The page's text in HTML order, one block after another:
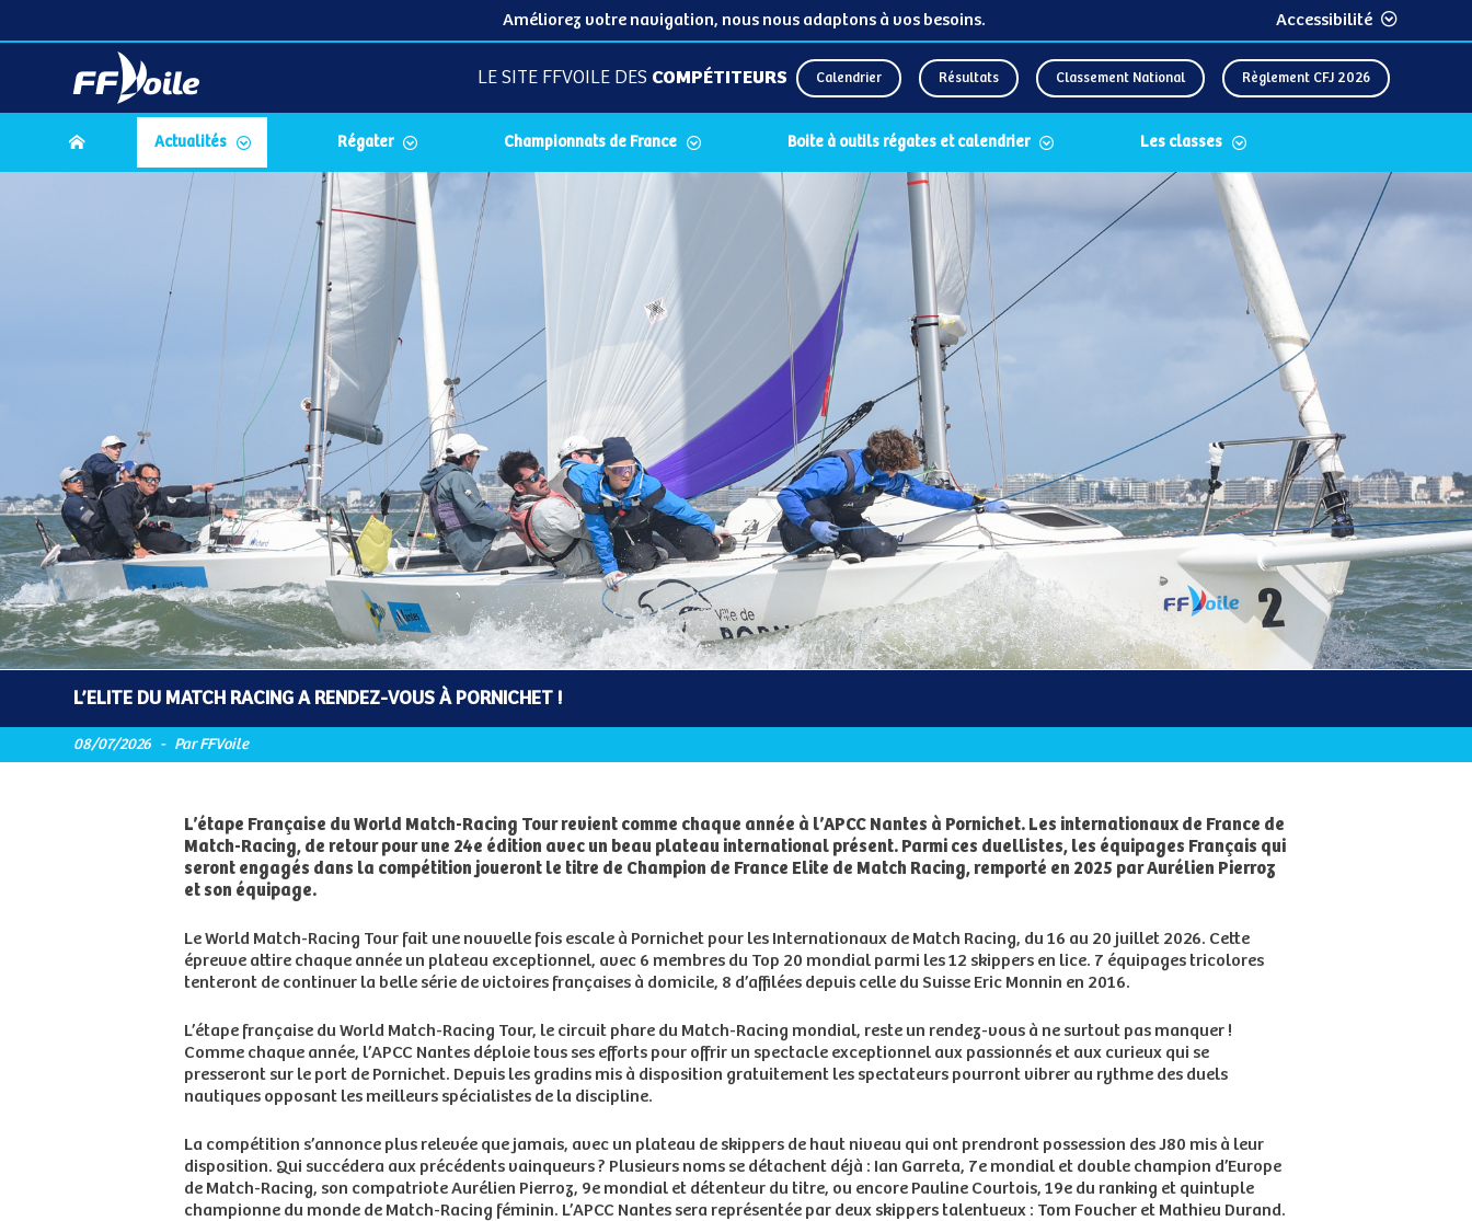
Améliorez votre navigation, nous nous adaptons à vos besoins. Accessibilité
LE SITE FFVOILE DES COMPÉTITEURS Calendrier Résultats Classement National Règlement CFJ 2026
Actualités Régater Championnats de France Boite à outils régates et calendrier Les classes
L’ELITE DU MATCH RACING A RENDEZ-VOUS À PORNICHET !
08/07/2026 - Par FFVoile
L’étape Française du World Match-Racing Tour revient comme chaque année à l’APCC Nantes à Pornichet. Les internationaux de France de
Match-Racing, de retour pour une 24e édition avec un beau plateau international présent. Parmi ces duellistes, les équipages Français qui
seront engagés dans la compétition joueront le titre de Champion de France Elite de Match Racing, remporté en 2025 par Aurélien Pierroz
et son équipage.
Le World Match-Racing Tour fait une nouvelle fois escale à Pornichet pour les Internationaux de Match Racing, du 16 au 20 juillet 2026. Cette
épreuve attire chaque année un plateau exceptionnel, avec 6 membres du Top 20 mondial parmi les 12 skippers en lice. 7 équipages tricolores
tenteront de continuer la belle série de victoires françaises à domicile, 8 d’affilées depuis celle du Suisse Eric Monnin en 2016.
L’étape française du World Match-Racing Tour, le circuit phare du Match-Racing mondial, reste un rendez-vous à ne surtout pas manquer !
Comme chaque année, l’APCC Nantes déploie tous ses efforts pour offrir un spectacle exceptionnel aux passionnés et aux curieux qui se
presseront sur le port de Pornichet. Depuis les gradins mis à disposition gratuitement les spectateurs pourront vibrer au rythme des duels
nautiques opposant les meilleurs spécialistes de la discipline.
La compétition s’annonce plus relevée que jamais, avec un plateau de skippers de haut niveau qui ont prendront possession des J80 mis à leur
disposition. Qui succédera aux précédents vainqueurs ? Plusieurs noms se détachent déjà : Ian Garreta, 7e mondial et double champion d’Europe
de Match-Racing, son compatriote Aurélien Pierroz, 9e mondial et détenteur du titre, ou encore Pauline Courtois, 19e du ranking et quintuple
championne du monde de Match-Racing féminin. L’APCC Nantes sera représentée par deux skippers talentueux : Tom Foucher et Mathieu Durand.